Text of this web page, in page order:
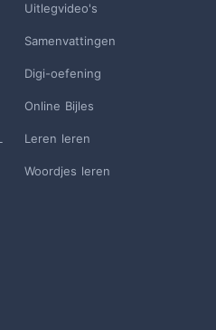
Uitlegvideo's
Samenvattingen
Digi-oefening
Online Bijles
Leren leren
Woordjes leren